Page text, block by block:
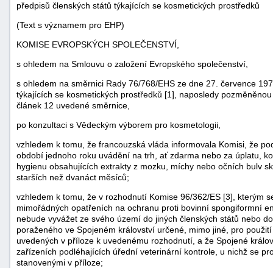
předpisů členských států týkajících se kosmetických prostředků
(Text s významem pro EHP)
KOMISE EVROPSKÝCH SPOLEČENSTVÍ,
s ohledem na Smlouvu o založení Evropského společenství,
s ohledem na směrnici Rady 76/768/EHS ze dne 27. července
týkajících se kosmetických prostředků [1], naposledy
článek 12 uvedené směrnice,
po konzultaci s Vědeckým výborem pro kosmetologii,
vzhledem k tomu, že francouzská vláda informovala Komisi, že
období jednoho roku uvádění na trh, ať zdarma nebo za úplatu,
hygienu obsahujících extrakty z mozku, míchy nebo očních bulv
starších než dvanáct měsíců;
vzhledem k tomu, že v rozhodnutí Komise 96/362/ES [3], kterým
mimořádných opatřeních na ochranu proti bovinní spongiformní
nebude vyvážet ze svého území do jiných členských států nebo
poraženého ve Spojeném království určené, mimo jiné, pro
uvedených v příloze k uvedenému rozhodnutí, a že Spojené
zařízeních podléhajících úřední veterinární kontrole, u nichž se
stanovenými v příloze;
škody